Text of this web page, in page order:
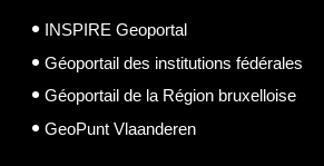
INSPIRE Geoportal
Géoportail des institutions fédérales
Géoportail de la Région bruxelloise
GeoPunt Vlaanderen